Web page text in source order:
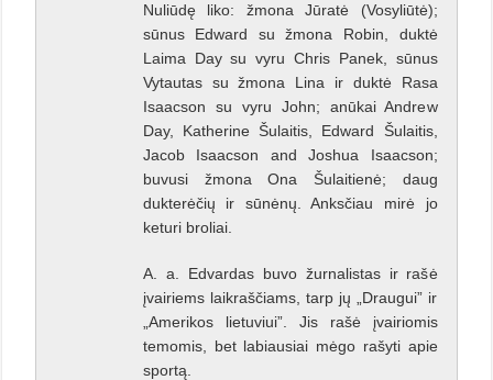
Nuliūdę liko: žmona Jūratė (Vosyliūtė);
sūnus Edward su žmona Robin, duktė
Laima Day su vyru Chris Panek, sūnus
Vytautas su žmona Lina ir duktė Rasa
Isaacson su vyru John; anūkai Andrew
Day, Katherine Šulaitis, Edward Šulaitis,
Jacob Isaacson and Joshua Isaacson;
buvusi žmona Ona Šulaitienė; daug
dukterėčių ir sūnėnų. Anksčiau mirė jo
keturi broliai.
A. a. Edvardas buvo žurnalistas ir rašė
įvairiems laikraščiams, tarp jų „Draugui” ir
„Amerikos lietuviui”. Jis rašė įvairiomis
temomis, bet labiausiai mėgo rašyti apie
sportą.